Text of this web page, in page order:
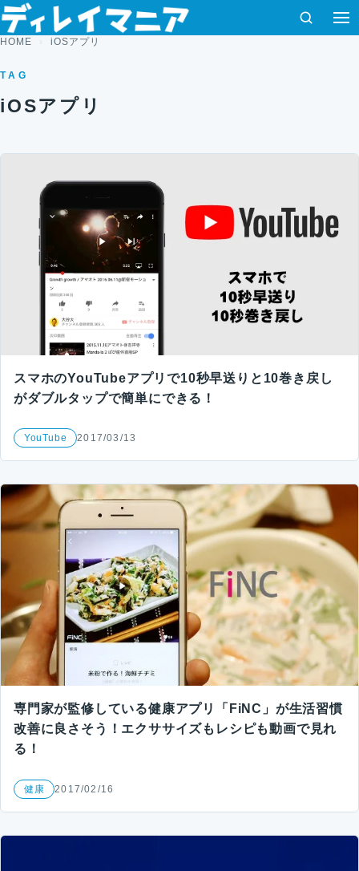
コンテンツへスキップ
検索
HOME iOSアプリ
TAG
iOSアプリ
スマホのYouTubeアプリで10秒早送りと10巻き戻し
がダブルタップで簡単にできる！
YouTube 2017/03/13
専門家が監修している健康アプリ「FiNC」が生活習慣
改善に良さそう！エクササイズもレシピも動画で見れ
る！
健康 2017/02/16